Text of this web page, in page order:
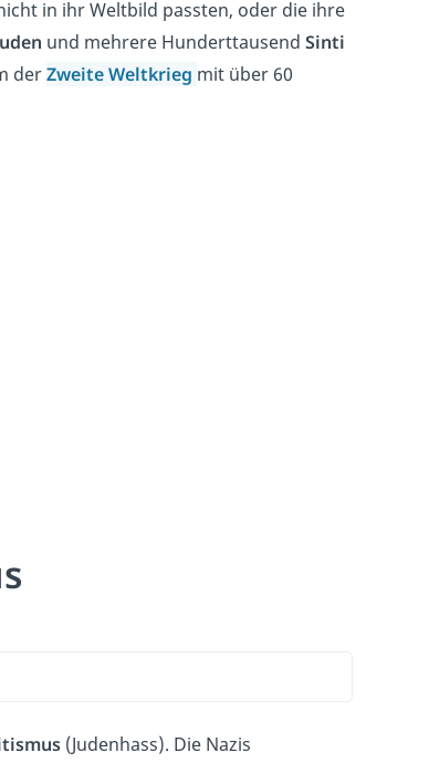
in ihr Weltbild passten, oder die ihre
und mehrere Hunderttausend Sinti
derZweite Weltkrieg mit über 60
(Judenhass). Die Nazis